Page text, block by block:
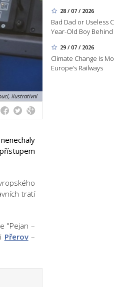
28 / 07 / 2026
Bad Dad or Useless
Year-Old Boy Behind
29 / 07 / 2026
Climate Change Is
Europe’s Railways
ilustrativní
tratí
"Pejan –
Přerov–